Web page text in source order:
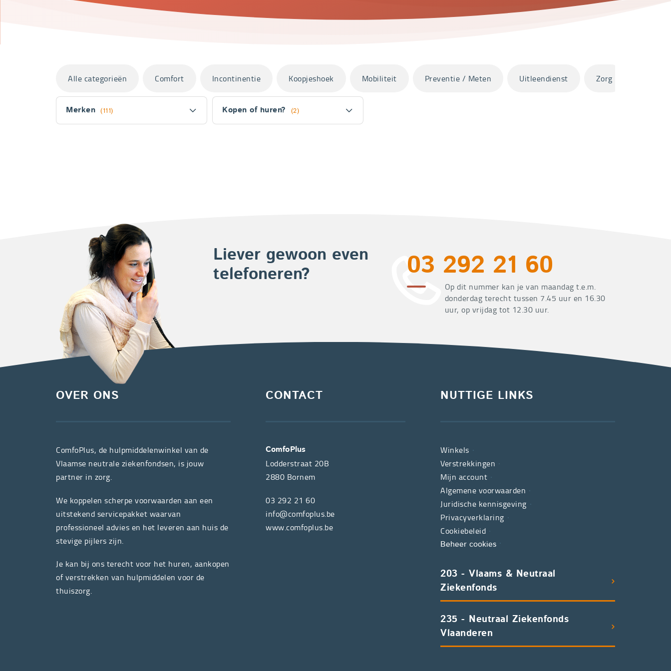
Filter
Merken (111) Kopen of huren? (2)
Alle categorieën Comfort Incontinentie Koopjeshoek Mobiliteit Preventie / Meten Uitleendienst Zorg
Liever gewoon even
telefoneren?
03 292 21 60
Op dit nummer kan je van maandag t.e.m.
donderdag terecht tussen 7.45 uur en 16.30
uur, op vrijdag tot 12.30 uur.
OVER ONS
ComfoPlus, de hulpmiddelenwinkel van de
Vlaamse neutrale ziekenfondsen, is jouw
partner in zorg.
We koppelen scherpe voorwaarden aan een
uitstekend servicepakket waarvan
professioneel advies en het leveren aan huis de
stevige pijlers zijn.
Je kan bij ons terecht voor het huren, aankopen
of verstrekken van hulpmiddelen voor de
thuiszorg.
CONTACT
ComfoPlus
Lodderstraat 20B
2880 Bornem
03 292 21 60
info@comfoplus.be
www.comfoplus.be
NUTTIGE LINKS
Winkels
Verstrekkingen
Mijn account
Algemene voorwaarden
Juridische kennisgeving
Privacyverklaring
Cookiebeleid
Beheer cookies
203 - Vlaams & Neutraal
Ziekenfonds
235 - Neutraal Ziekenfonds
Vlaanderen